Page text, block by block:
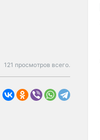
121 просмотров всего.